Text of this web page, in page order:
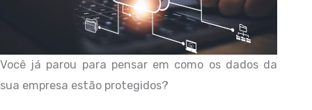
Você já parou para pensar em como os dados da
sua empresa estão protegidos?